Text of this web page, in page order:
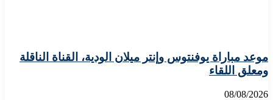
موعد مباراة يوفنتوس وإنتر ميلان الودية، القناة الناقلة
ومعلق اللقاء
08/08/2026